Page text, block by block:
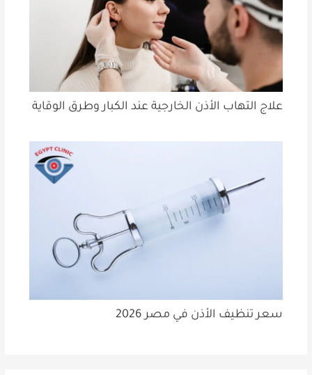
علاج التهاب الأذن الخارجية عند الكبار وطرق الوقاية
سعر تنظيف الأذن في مصر 2026